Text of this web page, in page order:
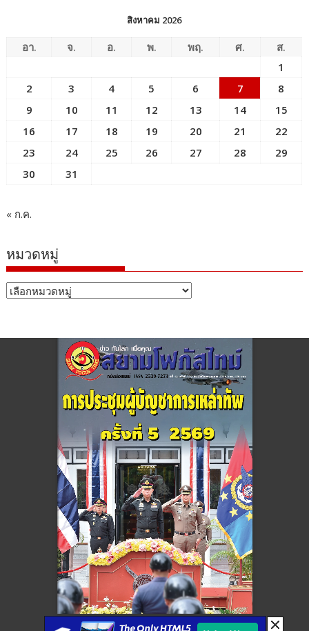
สิงหาคม 2026
อา. จ. อ. พ. พฤ. ศ.
ส.
1
2
3 4 5 6 7
8
9
10 11 12 13 14
15
16
17 18 19 20 21
22
23
24 25 26 27 28
29
30
31
« ก.ค.
หมวดหมู่
หมวด